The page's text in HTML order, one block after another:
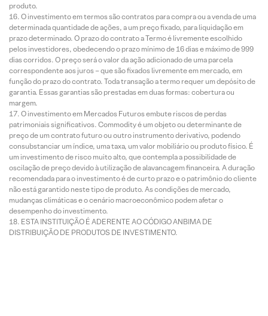
produto.
O investimento em termos são contratos para compra ou a venda de uma
determinada quantidade de ações, a um preço fixado, para liquidação em
prazo determinado. O prazo do contrato a Termo é livremente escolhido
pelos investidores, obedecendo o prazo mínimo de 16 dias e máximo de 999
dias corridos. O preço será o valor da ação adicionado de uma parcela
correspondente aos juros – que são fixados livremente em mercado, em
função do prazo do contrato. Toda transação a termo requer um depósito de
garantia. Essas garantias são prestadas em duas formas: cobertura ou
margem.
O investimento em Mercados Futuros embute riscos de perdas
patrimoniais significativos. Commodity é um objeto ou determinante de
preço de um contrato futuro ou outro instrumento derivativo, podendo
consubstanciar um índice, uma taxa, um valor mobiliário ou produto físico. É
um investimento de risco muito alto, que contempla a possibilidade de
oscilação de preço devido à utilização de alavancagem financeira. A duração
recomendada para o investimento é de curto prazo e o patrimônio do cliente
não está garantido neste tipo de produto. As condições de mercado,
mudanças climáticas e o cenário macroeconômico podem afetar o
desempenho do investimento.
ESTA INSTITUIÇÃO É ADERENTE AO CÓDIGO ANBIMA DE
DISTRIBUIÇÃO DE PRODUTOS DE INVESTIMENTO.